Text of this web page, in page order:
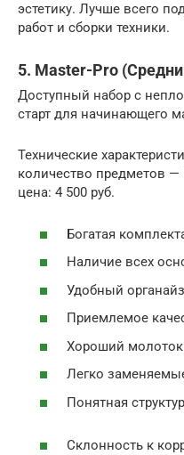
эстетику. Лучше всего
работ и сборки техники.
5. Master-Pro
Доступный набор с
старт для начинающего
Технические
количество предметов —
цена: 4 500 руб.
Богатая
Наличие всех
Удобный
Приемлемое
Хороший
Легко
Понятная
Склонность к